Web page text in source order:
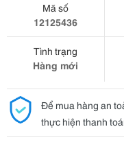
Mã số
12125436
Tình trạng
Hàng mới
Để mua hàng an
thực hiện thanh